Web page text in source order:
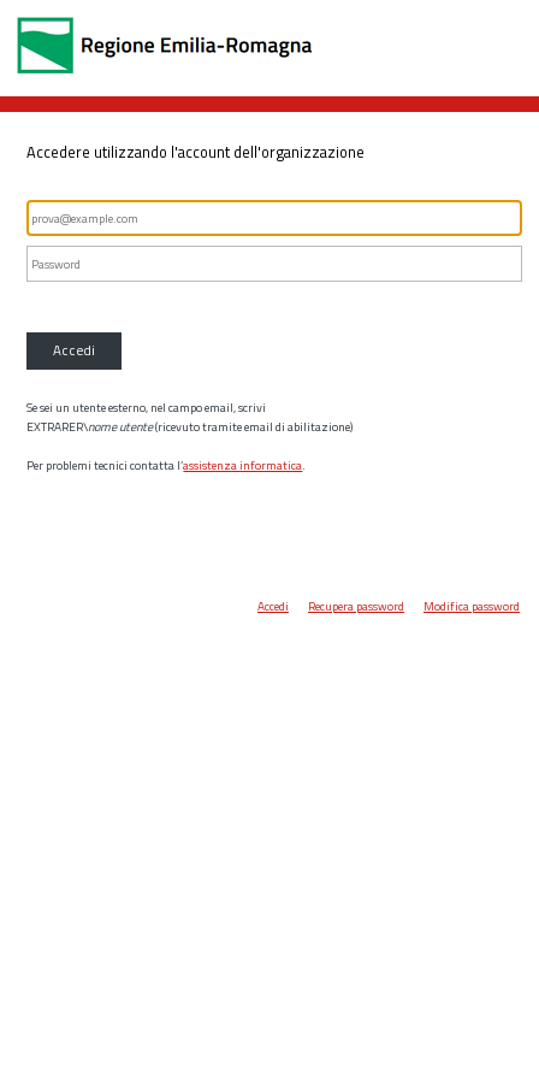
Accedere utilizzando l'account dell'organizzazione
Accedi
Se sei un utente esterno, nel campo email, scrivi
EXTRARER\nome utente(ricevuto tramite email di abilitazione)
Per problemi tecnici contatta l’assistenza informatica.
Accedi Recupera password Modifica password